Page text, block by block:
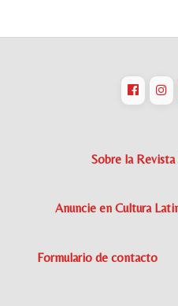
Sobre la
Anuncie en Cultura
Formulario de contacto